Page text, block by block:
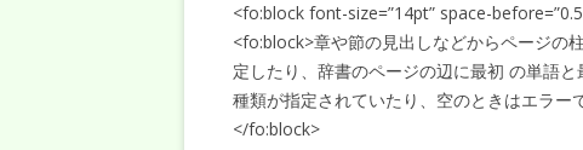
<fo:block font-size=”14pt” space-
<fo:block>章や節の見出しなどからページの
定したり、辞書のページの辺に最初 の単語
種類が指定されていたり、空のときはエラー
</fo:block>